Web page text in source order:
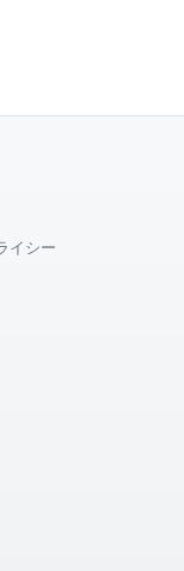
イシー